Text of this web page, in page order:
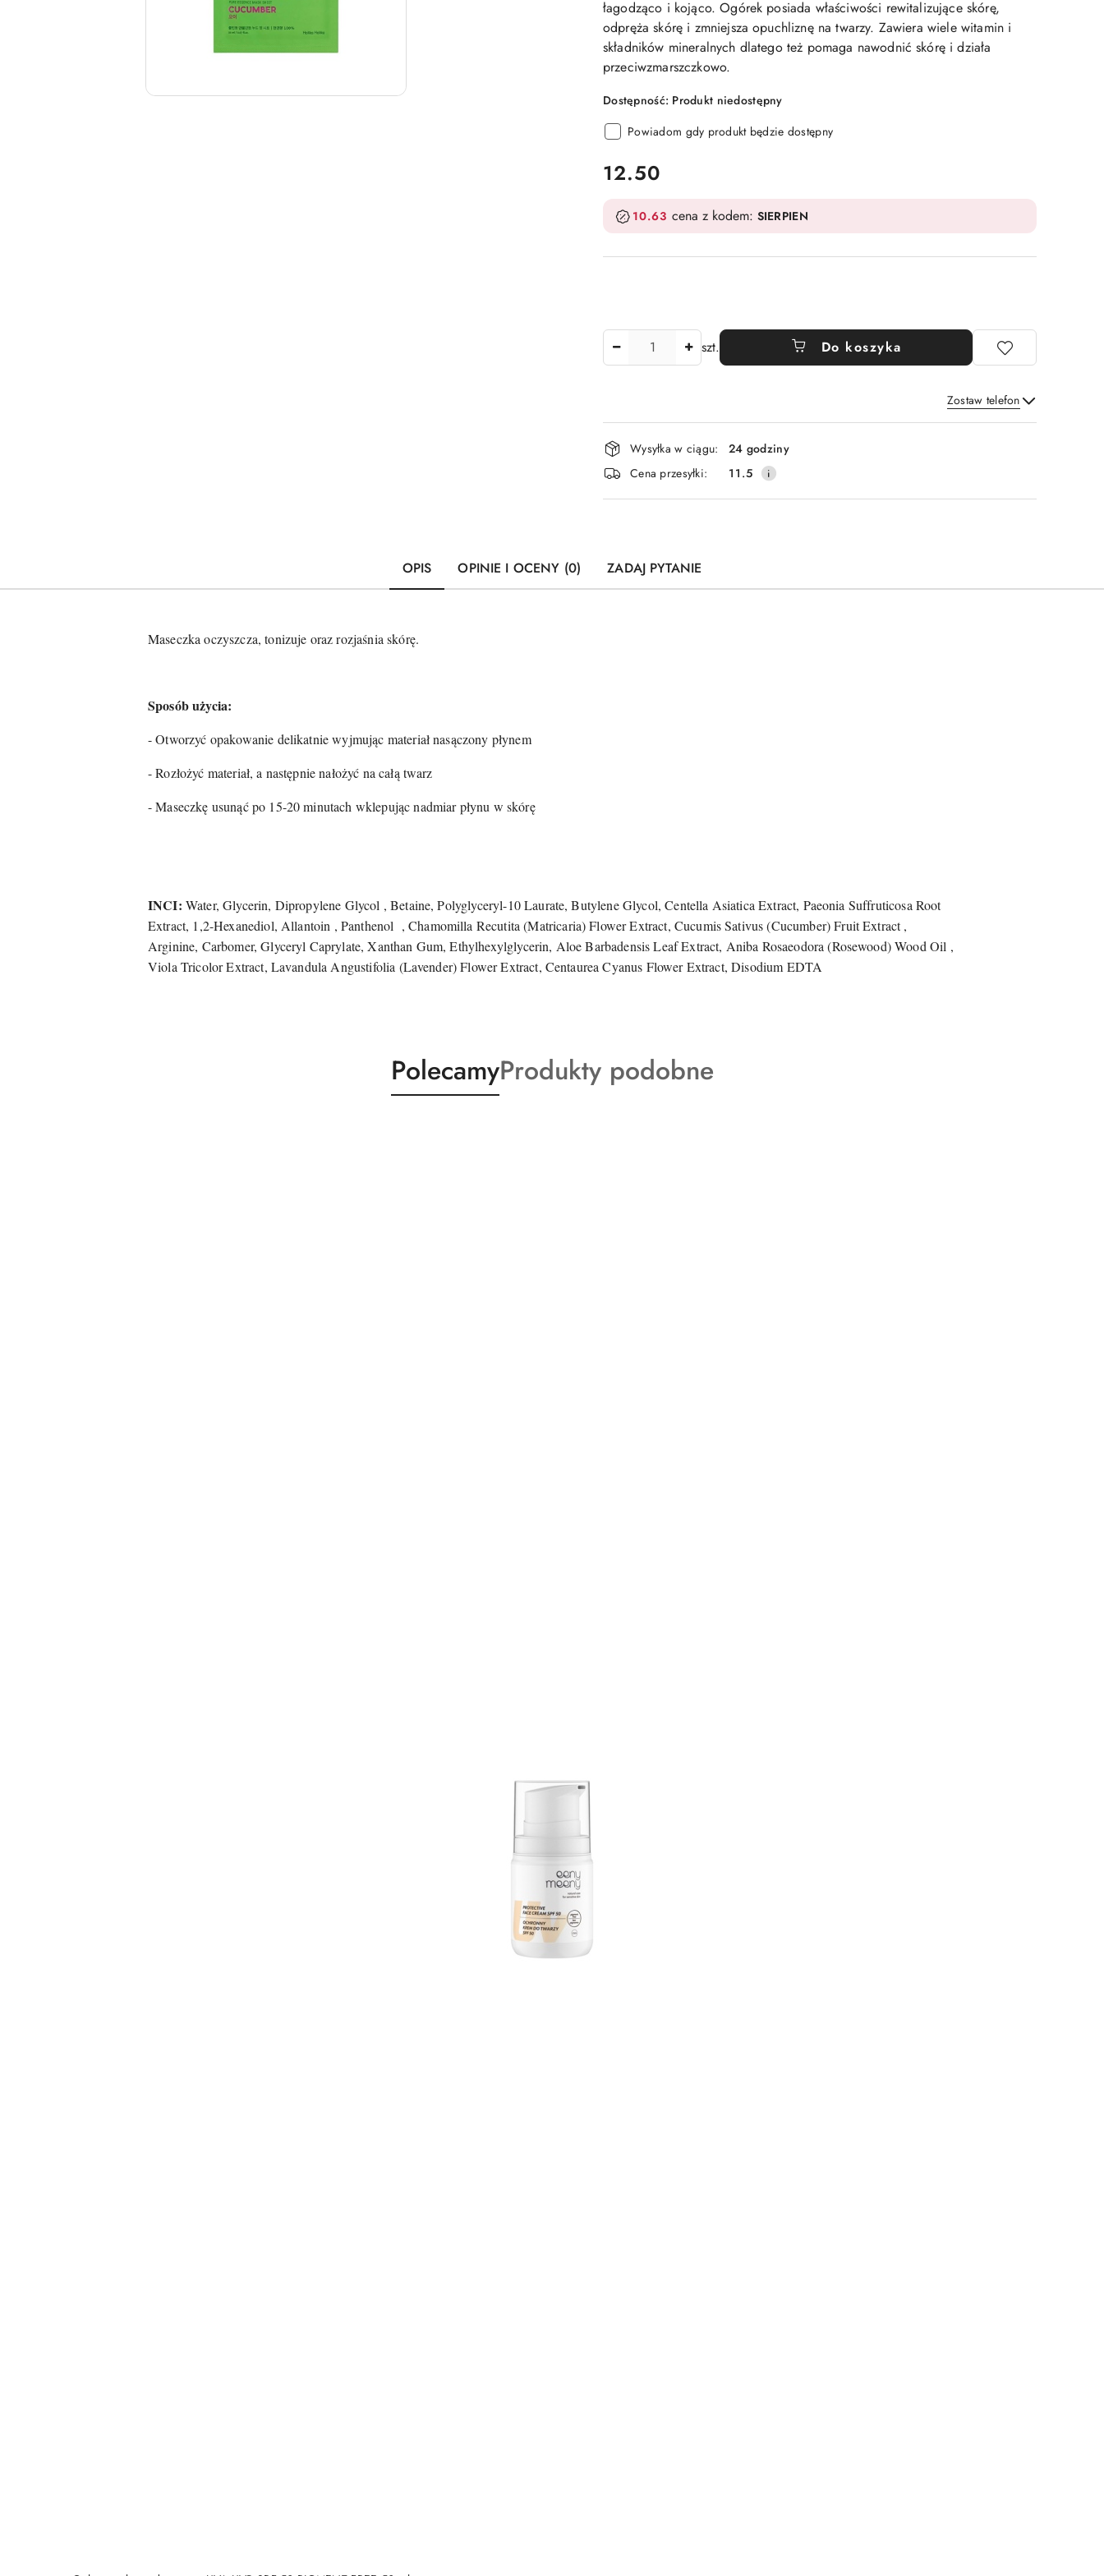
łagodząco i kojąco. Ogórek posiada właściwości rewitalizujące skórę,
odpręża skórę i zmniejsza opuchliznę na twarzy. Zawiera wiele witamin i
składników mineralnych dlatego też pomaga nawodnić skórę i działa
przeciwzmarszczkowo.
Dostępność: Produkt niedostępny
Powiadom gdy produkt będzie dostępny
cena:
12.50
10.63 cena z kodem: SIERPIEN
szt. Do koszyka
Zostaw telefon
Wyślij
Dostępność
i
dostawa
Wysyłka w ciągu:
24 godziny
Cena przesyłki:
11.5
OPIS OPINIE I OCENY (0) ZADAJ PYTANIE
Maseczka oczyszcza, tonizuje oraz rozjaśnia skórę.
Sposób użycia:
- Otworzyć opakowanie delikatnie wyjmując materiał nasączony płynem
- Rozłożyć materiał, a następnie nałożyć na całą twarz
- Maseczkę usunąć po 15-20 minutach wklepując nadmiar płynu w skórę
INCI: Water, Glycerin, Dipropylene Glycol , Betaine, Polyglyceryl-10 Laurate, Butylene Glycol, Centella Asiatica Extract, Paeonia Suffruticosa Root
Extract, 1,2-Hexanediol, Allantoin , Panthenol , Chamomilla Recutita (Matricaria) Flower Extract, Cucumis Sativus (Cucumber) Fruit Extract ,
Arginine, Carbomer, Glyceryl Caprylate, Xanthan Gum, Ethylhexylglycerin, Aloe Barbadensis Leaf Extract, Aniba Rosaeodora (Rosewood) Wood Oil ,
Viola Tricolor Extract, Lavandula Angustifolia (Lavender) Flower Extract, Centaurea Cyanus Flower Extract, Disodium EDTA
Produkty
o
PolecamyProdukty
o
Produkty podobne